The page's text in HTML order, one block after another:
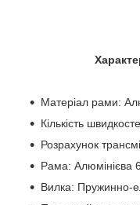
Матеріал рами:
Кількість
Розрахунок
Рама: Алюмінієва
Вилка: Пружинно-